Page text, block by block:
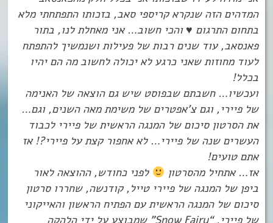
המדהים הזה שנקרא קריספי סאב, בזכותו התפתחתי מלא
בתחום התרגום ♥️ והכי חשוב… אני מאחלת לנו, בתור
פאנסאב, עוד שנים רבות של פעילות ושנמשיך להתפתח
לעוד מחוזות שאני כרגע לא יכולה לחשוב מה הם יהיו
בכלל!
ועכשיו… חשבתם שבפוסט שיש גם הוצאה של האנימה
של פיירי, וגם צ’אפטרים של משימת מאה השנים, וגם…
את הסרטון סיכום של המנגה הראשית של פיירי לכבוד
העשרים שנה של פיירי… לא אחפור קצת על פיירי?! אז
אתם טועים!
אז… אתחיל מהסרטון
לפני כחודש, ההוצאה לאור
ביפן של המנגה של פיירי טייל, קודנשה, שחררו סרטון
סיכום של המנגה הראשית עם הפתיח הראשון והאייקוני